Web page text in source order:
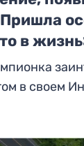
в
в своем